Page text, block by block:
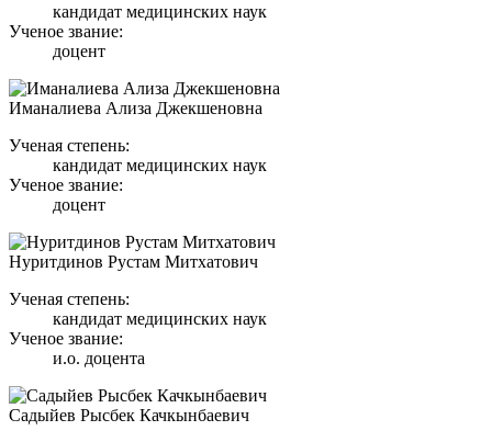
кандидат медицинских наук
Ученое звание:
доцент
Иманалиева Ализа Джекшеновна
Ученая степень:
кандидат медицинских наук
Ученое звание:
доцент
Нуритдинов Рустам Митхатович
Ученая степень:
кандидат медицинских наук
Ученое звание:
и.о. доцента
Садыйев Рысбек Качкынбаевич